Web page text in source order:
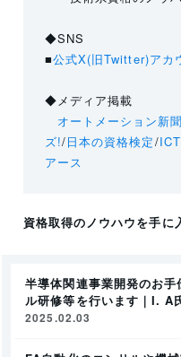
◆SNS
■公式X(旧Twitter)アカ
◆メディア掲載
オートメーション新聞
ズ!/日本の資格検定/
アース
資格取得のノウハウを手に
半導体関連事業開発のお
ル研修等を行います｜I. A
2025.02.03